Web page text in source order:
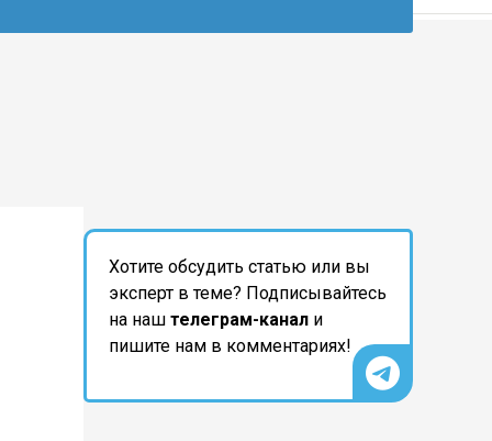
Хотите обсудить статью или вы
эксперт в теме? Подписывайтесь
на наш телеграм-канал и
пишите нам в комментариях!